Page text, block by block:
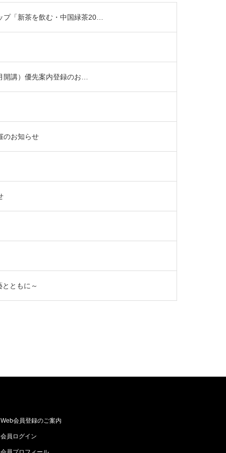
「新茶を飲む・中国緑茶20…
開講）優先案内登録のお…
のお知らせ
ともに～
Web会員登録のご案内
会員ログイン